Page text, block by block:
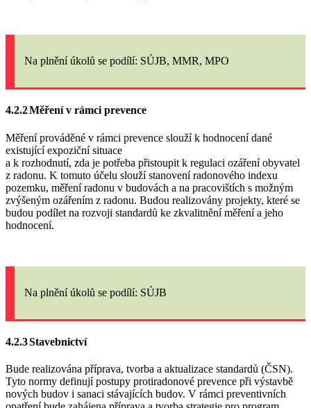
Na plnění úkolů se podílí: SÚJB, MMR, MPO
4.2.2Měřenív rámci prevence
Měření prováděné v rámci prevence slouží k hodnocení dané
existující expoziční situace
a k rozhodnutí, zda je potřeba přistoupit k regulaci ozáření obyvatel
z radonu. K tomuto účelu slouží stanovení radonového indexu
pozemku, měření radonu v budovách a na pracovištích s možným
zvýšeným ozářením z radonu. Budou realizovány projekty, které se
budou podílet na rozvoji standardů ke zkvalitnění měření a jeho
hodnocení.
Na plnění úkolů se podílí: SÚJB
4.2.3Stavebnictví
Bude realizována příprava, tvorba a aktualizace standardů (ČSN).
Tyto normy definují postupy protiradonové prevence při výstavbě
nových budov i sanaci stávajících budov. V rámci preventivních